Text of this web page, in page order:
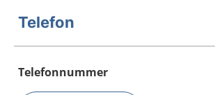
Telefon
Telefonnummer